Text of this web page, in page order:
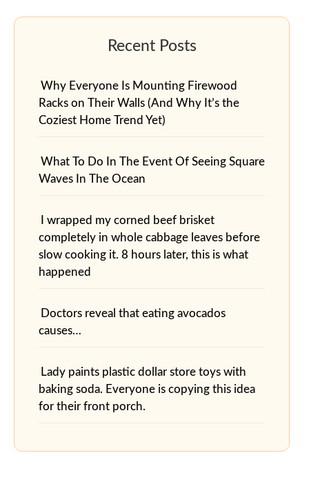
Why Everyone Is Mounting Firewood
Racks on Their Walls (And Why It’s the
Coziest Home Trend Yet)
What To Do In The Event Of Seeing Square
Waves In The Ocean
I wrapped my corned beef brisket
completely in whole cabbage leaves before
slow cooking it. 8 hours later, this is what
happened
Doctors reveal that eating avocados
causes…
Lady paints plastic dollar store toys with
baking soda. Everyone is copying this idea
for their front porch.